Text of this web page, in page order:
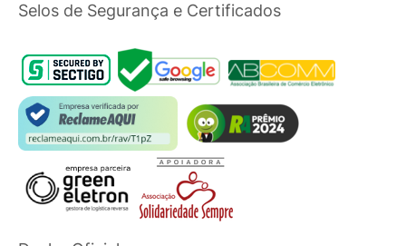
Selos de Segurança e Certificados